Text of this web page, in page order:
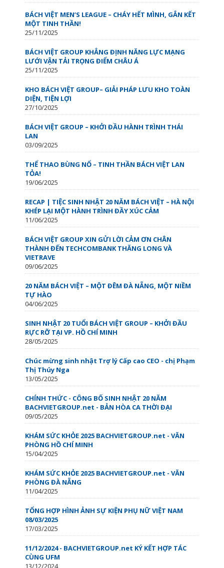
BÁCH VIỆT MEN’S LEAGUE – CHÁY HẾT MÌNH, GẮN KẾT
MỘT TINH THẦN!
25/11/2025
BÁCH VIỆT GROUP KHẲNG ĐỊNH NĂNG LỰC MẠNG
LƯỚI VẬN TẢI TRỌNG ĐIỂM CHÂU Á
25/11/2025
KHO BÁCH VIỆT GROUP– GIẢI PHÁP LƯU KHO TOÀN
DIỆN, TIỆN LỢI
27/10/2025
BÁCH VIỆT GROUP – KHỞI ĐẦU HÀNH TRÌNH THÁI
LAN
03/09/2025
THỂ THAO BÙNG NỔ – TINH THẦN BÁCH VIỆT LAN
TỎA!
19/06/2025
RECAP | TIỆC SINH NHẬT 20 NĂM BÁCH VIỆT – HÀ NỘI
KHÉP LẠI MỘT HÀNH TRÌNH ĐẦY XÚC CẢM
11/06/2025
BÁCH VIỆT GROUP XIN GỬI LỜI CẢM ƠN CHÂN
THÀNH ĐẾN TECHCOMBANK THĂNG LONG VÀ
VIETRAVE
09/06/2025
20 NĂM BÁCH VIỆT – MỘT ĐÊM ĐÀ NẴNG, MỘT NIỀM
TỰ HÀO
04/06/2025
SINH NHẬT 20 TUỔI BÁCH VIỆT GROUP – KHỞI ĐẦU
RỰC RỠ TẠI VP. HỒ CHÍ MINH
28/05/2025
Chúc mừng sinh nhật Trợ lý Cấp cao CEO - chị Phạm
Thị Thúy Nga
13/05/2025
CHÍNH THỨC - CÔNG BỐ SINH NHẬT 20 NĂM
BACHVIETGROUP.net - BẢN HÒA CA THỜI ĐẠI
09/05/2025
KHÁM SỨC KHỎE 2025 BACHVIETGROUP.net - VĂN
PHÒNG HỒ CHÍ MINH
15/04/2025
KHÁM SỨC KHỎE 2025 BACHVIETGROUP.net - VĂN
PHÒNG ĐÀ NẴNG
11/04/2025
TỔNG HỢP HÌNH ẢNH SỰ KIỆN PHỤ NỮ VIỆT NAM
08/03/2025
17/03/2025
11/12/2024 - BACHVIETGROUP.net KÝ KẾT HỢP TÁC
CÙNG UFM
13/12/2024